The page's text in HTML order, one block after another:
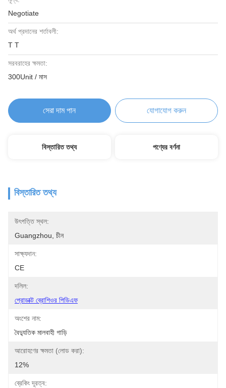
Negotiate
অর্থ প্রদানের শর্তাবলী:
T T
সরবরাহের ক্ষমতা:
300Unit / মাস
সেরা দাম পান যোগাযোগ করুন
বিস্তারিত তথ্য পণ্যের বর্ণনা
বিস্তারিত তথ্য
উৎপত্তি স্থল:
Guangzhou, চীন
সাক্ষ্যদান:
CE
দলিল:
প্রোডাক্ট ব্রোশিওর পিডিএফ
অংশের নাম:
বৈদ্যুতিক মালবাহী গাড়ি
আরোহণের ক্ষমতা (লোড করা):
12%
ব্রেকিং দূরত্ব: